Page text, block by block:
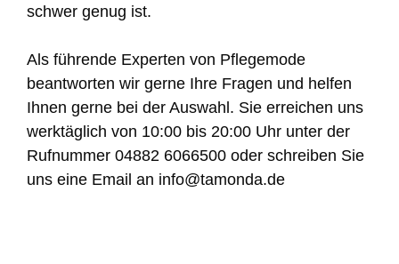
schwer genug ist.
Als führende Experten von Pflegemode
beantworten wir gerne Ihre Fragen und helfen
Ihnen gerne bei der Auswahl. Sie erreichen uns
werktäglich von 10:00 bis 20:00 Uhr unter der
Rufnummer 04882 6066500 oder schreiben Sie
uns eine Email an info@tamonda.de